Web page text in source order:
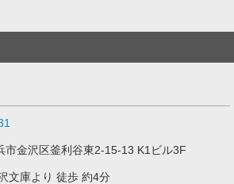
市金沢区釜利谷東2-15-13 K1ビル3F
文庫より 徒歩 約4分